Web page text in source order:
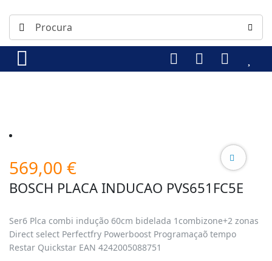
569,00 €
BOSCH PLACA INDUCAO PVS651FC5E
Ser6 Plca combi indução 60cm bidelada 1combizone+2 zonas
Direct select Perfectfry Powerboost Programaçaõ tempo
Restar Quickstar EAN 4242005088751